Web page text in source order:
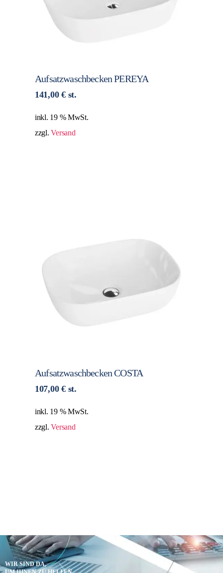
Aufsatzwaschbecken PEREYA
141,00€ st.
inkl. 19 % MwSt.
zzgl.Versand
Aufsatzwaschbecken COSTA
107,00€ st.
inkl. 19 % MwSt.
zzgl.Versand
WIR SIND DA,